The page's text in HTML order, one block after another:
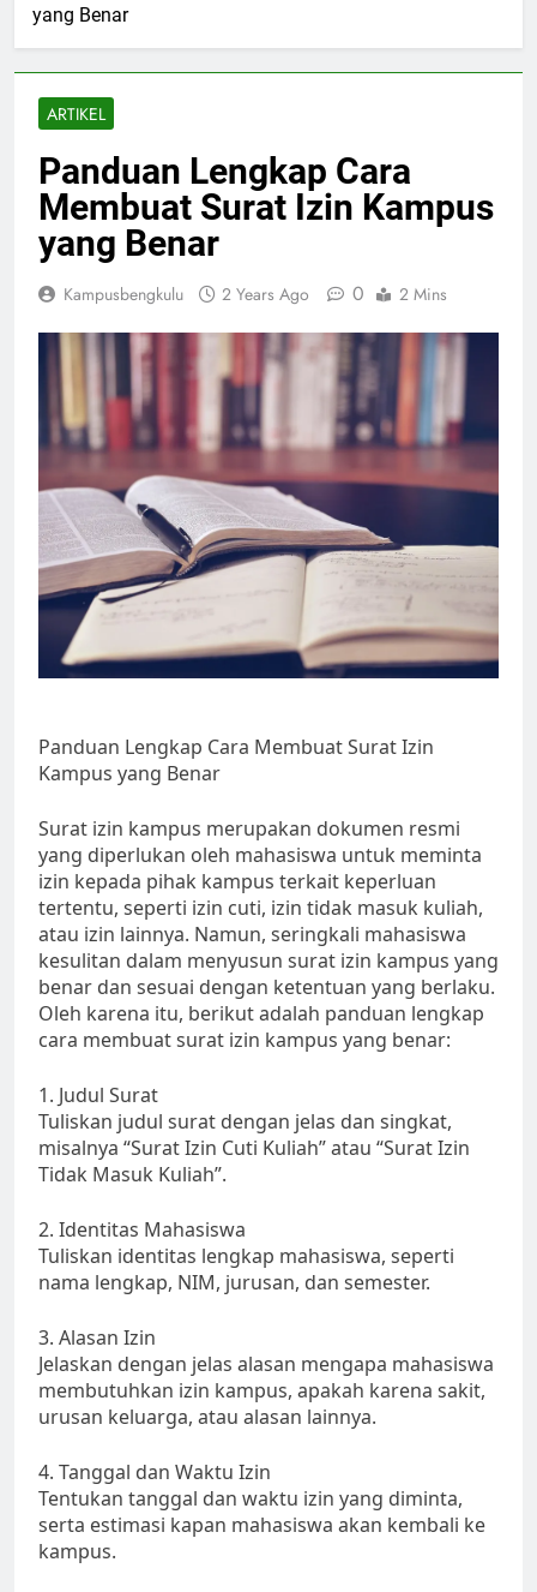
yang Benar
ARTIKEL
Panduan Lengkap Cara
Membuat Surat Izin Kampus
yang Benar
Kampusbengkulu 2 Years Ago 0 2 Mins
Panduan Lengkap Cara Membuat Surat Izin
Kampus yang Benar
Surat izin kampus merupakan dokumen resmi
yang diperlukan oleh mahasiswa untuk meminta
izin kepada pihak kampus terkait keperluan
tertentu, seperti izin cuti, izin tidak masuk kuliah,
atau izin lainnya. Namun, seringkali mahasiswa
kesulitan dalam menyusun surat izin kampus yang
benar dan sesuai dengan ketentuan yang berlaku.
Oleh karena itu, berikut adalah panduan lengkap
cara membuat surat izin kampus yang benar:
1. Judul Surat
Tuliskan judul surat dengan jelas dan singkat,
misalnya “Surat Izin Cuti Kuliah” atau “Surat Izin
Tidak Masuk Kuliah”.
2. Identitas Mahasiswa
Tuliskan identitas lengkap mahasiswa, seperti
nama lengkap, NIM, jurusan, dan semester.
3. Alasan Izin
Jelaskan dengan jelas alasan mengapa mahasiswa
membutuhkan izin kampus, apakah karena sakit,
urusan keluarga, atau alasan lainnya.
4. Tanggal dan Waktu Izin
Tentukan tanggal dan waktu izin yang diminta,
serta estimasi kapan mahasiswa akan kembali ke
kampus.